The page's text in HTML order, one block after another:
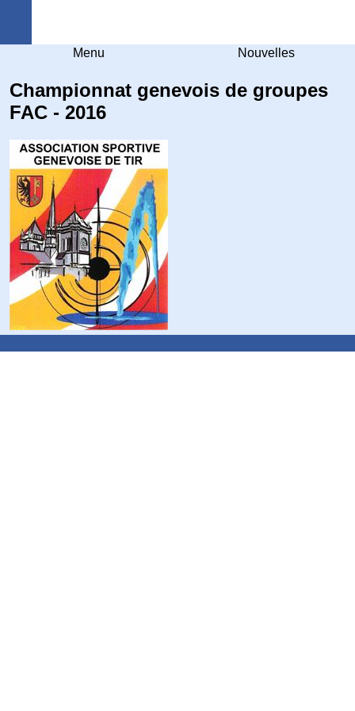
Menu Nouvelles
Championnat genevois de groupes
FAC - 2016